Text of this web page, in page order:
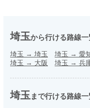
埼玉から行ける路線一
埼玉 → 埼玉 埼玉 → 愛
埼玉 → 大阪 埼玉 → 兵
埼玉 まで行ける路線一